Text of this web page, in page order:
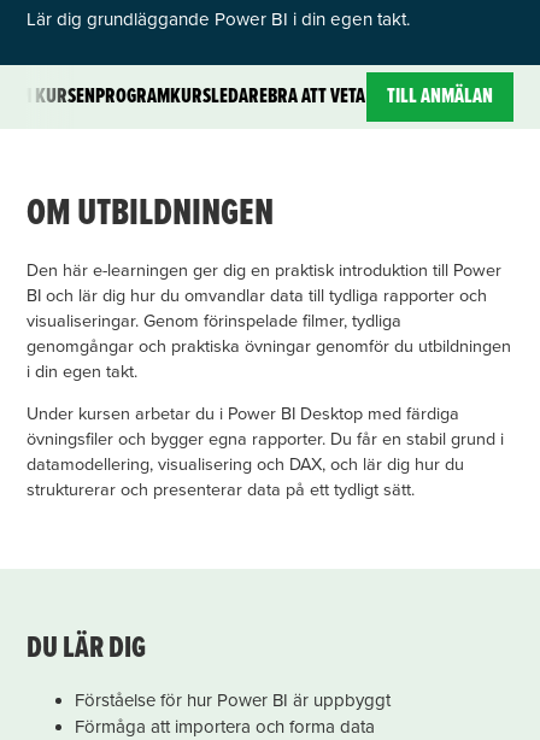
Lär dig grundläggande Power BI i din egen takt.
OM KURSENPROGRAMKURSLEDAREBRA ATT VETA TILL ANMÄLAN
OM UTBILDNINGEN
Den här e-learningen ger dig en praktisk introduktion till Power
BI och lär dig hur du omvandlar data till tydliga rapporter och
visualiseringar. Genom förinspelade filmer, tydliga
genomgångar och praktiska övningar genomför du utbildningen
i din egen takt.
Under kursen arbetar du i Power BI Desktop med färdiga
övningsfiler och bygger egna rapporter. Du får en stabil grund i
datamodellering, visualisering och DAX, och lär dig hur du
strukturerar och presenterar data på ett tydligt sätt.
DU LÄR DIG
Förståelse för hur Power BI är uppbyggt
Förmåga att importera och forma data